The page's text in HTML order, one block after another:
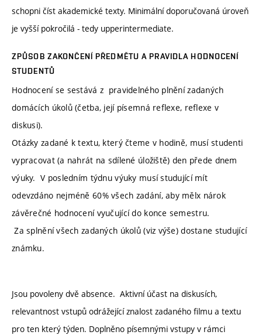
schopni číst akademické texty. Minimální doporučovaná úroveň
je vyšší pokročilá - tedy upperintermediate.
ZPŮSOB ZAKONČENÍ PŘEDMĚTU A PRAVIDLA HODNOCENÍ
STUDENTŮ
Hodnocení se sestává z pravidelného plnění zadaných
domácích úkolů (četba, její písemná reflexe, reflexe v
diskusi).
Otázky zadané k textu, který čteme v hodině, musí studenti
vypracovat (a nahrát na sdílené úložiště) den přede dnem
výuky. V posledním týdnu výuky musí studující mít
odevzdáno nejméně 60% všech zadání, aby mělx nárok
závěrečné hodnocení vyučující do konce semestru.
Za splnění všech zadaných úkolů (viz výše) dostane studující
známku.
Jsou povoleny dvě absence. Aktivní účast na diskusích,
relevantnost vstupů odrážející znalost zadaného filmu a textu
pro ten který týden. Doplněno písemnými vstupy v rámci